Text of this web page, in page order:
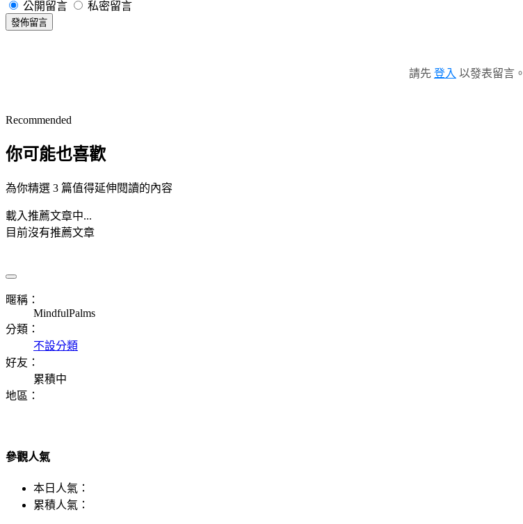
公開留言 私密留言
發佈留言
請先 登入 以發表留言。
Recommended
你可能也喜歡
為你精選 3 篇值得延伸閱讀的內容
載入推薦文章中...
目前沒有推薦文章
暱稱：
MindfulPalms
分類：
不設分類
好友：
累積中
地區：
參觀人氣
本日人氣：
累積人氣：